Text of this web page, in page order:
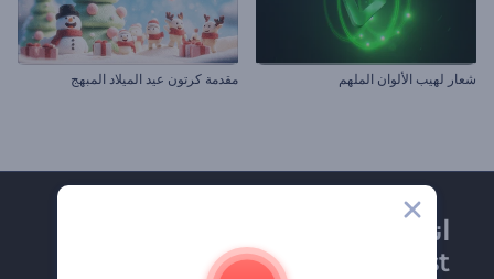
شعار لهيب الألوان الملهم مقدمة كرتون عيد الميلاد المبهج
انضم إلى نشرة
Renderforest الإخبارية